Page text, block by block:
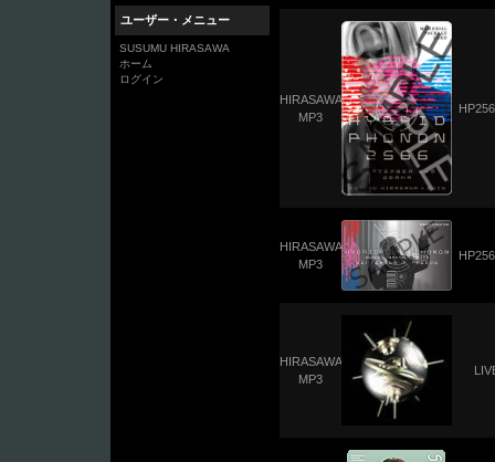
ユーザー・メニュー
SUSUMU HIRASAWA
ホーム
ログイン
HIRASAWA
MP3
HIRASAWA
MP3
HIRASAWA
MP3